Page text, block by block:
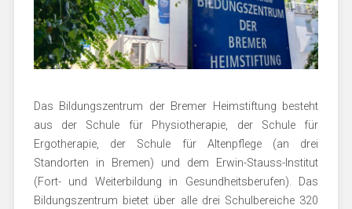
Das Bildungszentrum der Bremer Heimstiftung besteht
aus der Schule für Physiotherapie, der Schule für
Ergotherapie, der Schule für Altenpflege (an drei
Standorten in Bremen) und dem Erwin-Stauss-Institut
(Fort- und Weiterbildung in Gesundheitsberufen). Das
Bildungszentrum bietet über alle drei Schulbereiche 320